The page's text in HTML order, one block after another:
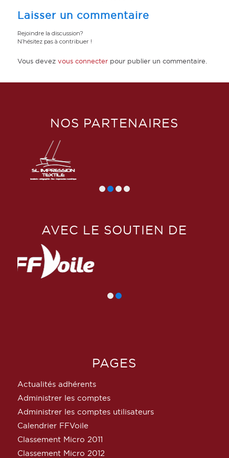
Laisser un commentaire
Rejoindre la discussion?
N’hésitez pas à contribuer !
Vous devez vous connecterpour publier un commentaire.
NOS PARTENAIRES
AVEC LE SOUTIEN DE
PAGES
Actualités adhérents
Administrer les comptes
Administrer les comptes utilisateurs
Calendrier FFVoile
Classement Micro 2011
Classement Micro 2012